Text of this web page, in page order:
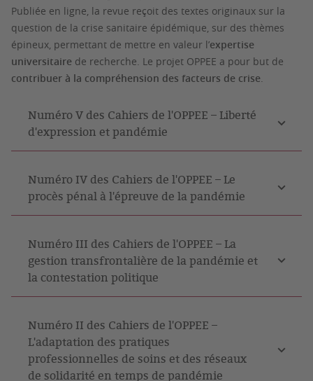
Publiée en ligne, la revue reçoit des textes originaux sur la
question de la crise sanitaire épidémique, sur des thèmes
épineux, permettant de mettre en valeur l’expertise
universitaire de recherche. Le projet OPPEE a pour but de
contribuer à la compréhension des facteurs de crise.
Numéro V des Cahiers de l'OPPEE – Liberté
d'expression et pandémie
Numéro IV des Cahiers de l'OPPEE – Le
procès pénal à l'épreuve de la pandémie
Numéro III des Cahiers de l'OPPEE – La
gestion transfrontalière de la pandémie et
la contestation politique
Numéro II des Cahiers de l'OPPEE –
L'adaptation des pratiques
professionnelles de soins et des réseaux
de solidarité en temps de pandémie